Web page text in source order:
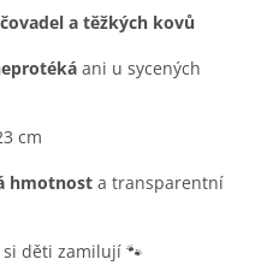
a těžkých kovů
ani u sycených
cm
hmotnost a transparentní
děti zamilují 🐾